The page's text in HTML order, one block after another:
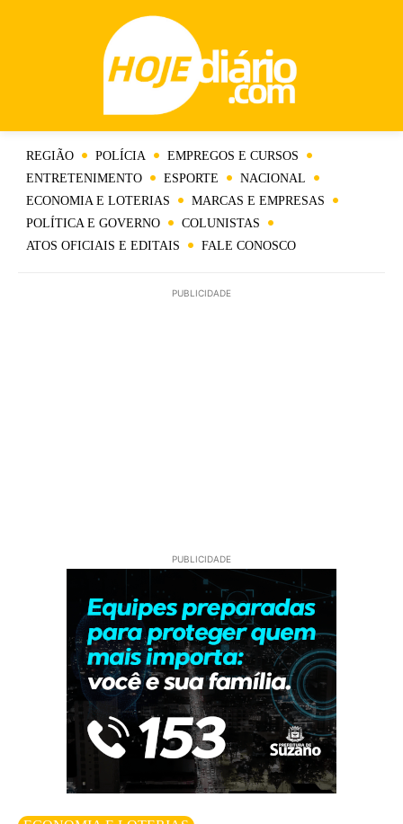
REGIÃO POLÍCIA
EMPREGOS E CURSOS
ENTRETENIMENTO
ESPORTE
NACIONAL
ECONOMIA E LOTERIAS
MARCAS E EMPRESAS
POLÍTICA E GOVERNO
COLUNISTAS
ATOS OFICIAIS E EDITAIS
FALE CONOSCO
PUBLICIDADE
PUBLICIDADE